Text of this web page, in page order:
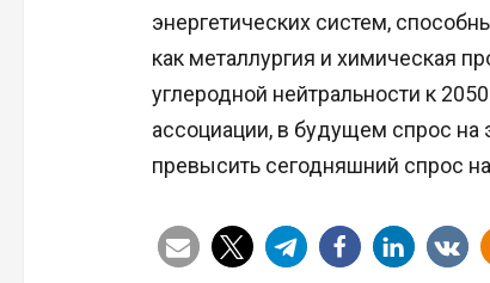
энергетических систем,
как металлургия и химическая
углеродной нейтральности к
ассоциации, в будущем спрос
превысить сегодняшний спрос